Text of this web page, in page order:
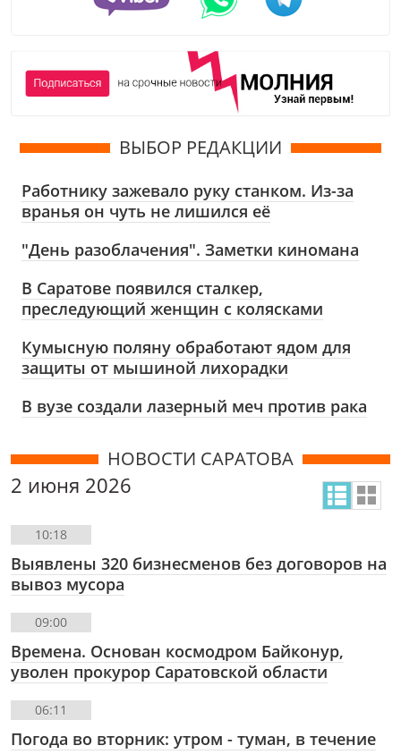
ВЫБОР РЕДАКЦИИ
Работнику зажевало руку станком. Из-за
вранья он чуть не лишился её
"День разоблачения". Заметки киномана
В Саратове появился сталкер,
преследующий женщин с колясками
Кумысную поляну обработают ядом для
защиты от мышиной лихорадки
В вузе создали лазерный меч против рака
НОВОСТИ САРАТОВА
2 июня 2026
10:18
Выявлены 320 бизнесменов без договоров на
вывоз мусора
09:00
Времена. Основан космодром Байконур,
уволен прокурор Саратовской области
06:11
Погода во вторник: утром - туман, в течение